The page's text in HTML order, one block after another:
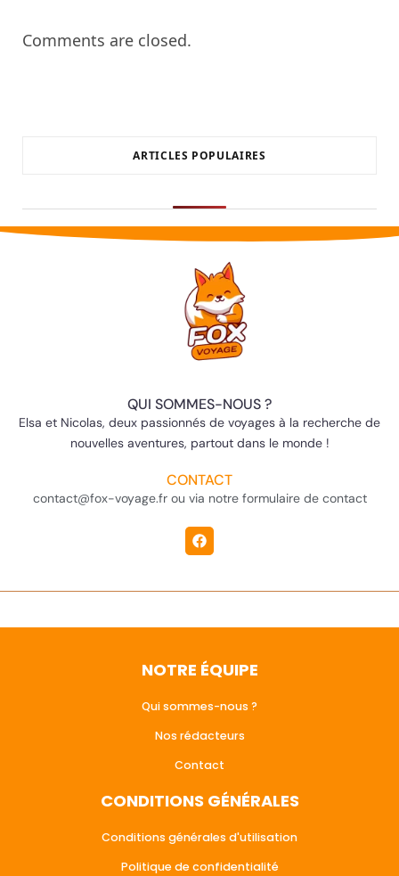
Comments are closed.
ARTICLES POPULAIRES
QUI SOMMES-NOUS ?
Elsa et Nicolas, deux passionnés de voyages à la recherche de
nouvelles aventures, partout dans le monde !
CONTACT
contact@fox-voyage.fr ou via notre formulaire de contact
NOTRE ÉQUIPE
Qui sommes-nous ?
Nos rédacteurs
Contact
CONDITIONS GÉNÉRALES
Conditions générales d'utilisation
Politique de confidentialité